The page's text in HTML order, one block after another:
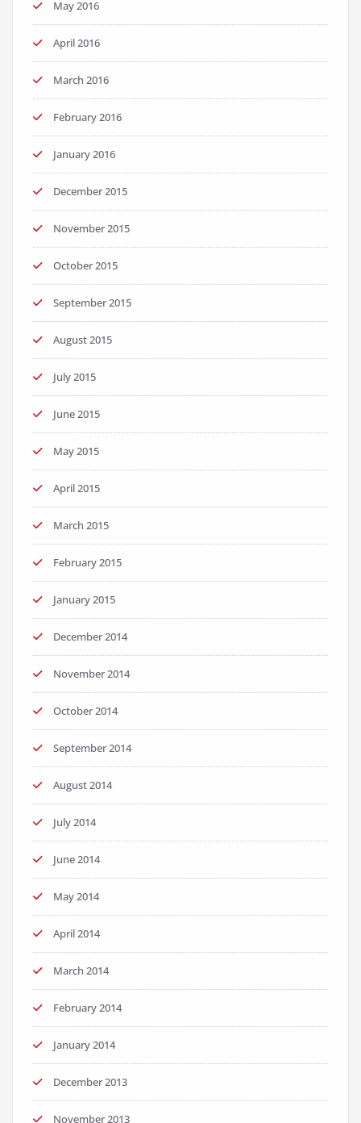
May 2016
April 2016
March 2016
February 2016
January 2016
December 2015
November 2015
October 2015
September 2015
August 2015
July 2015
June 2015
May 2015
April 2015
March 2015
February 2015
January 2015
December 2014
November 2014
October 2014
September 2014
August 2014
July 2014
June 2014
May 2014
April 2014
March 2014
February 2014
January 2014
December 2013
November 2013